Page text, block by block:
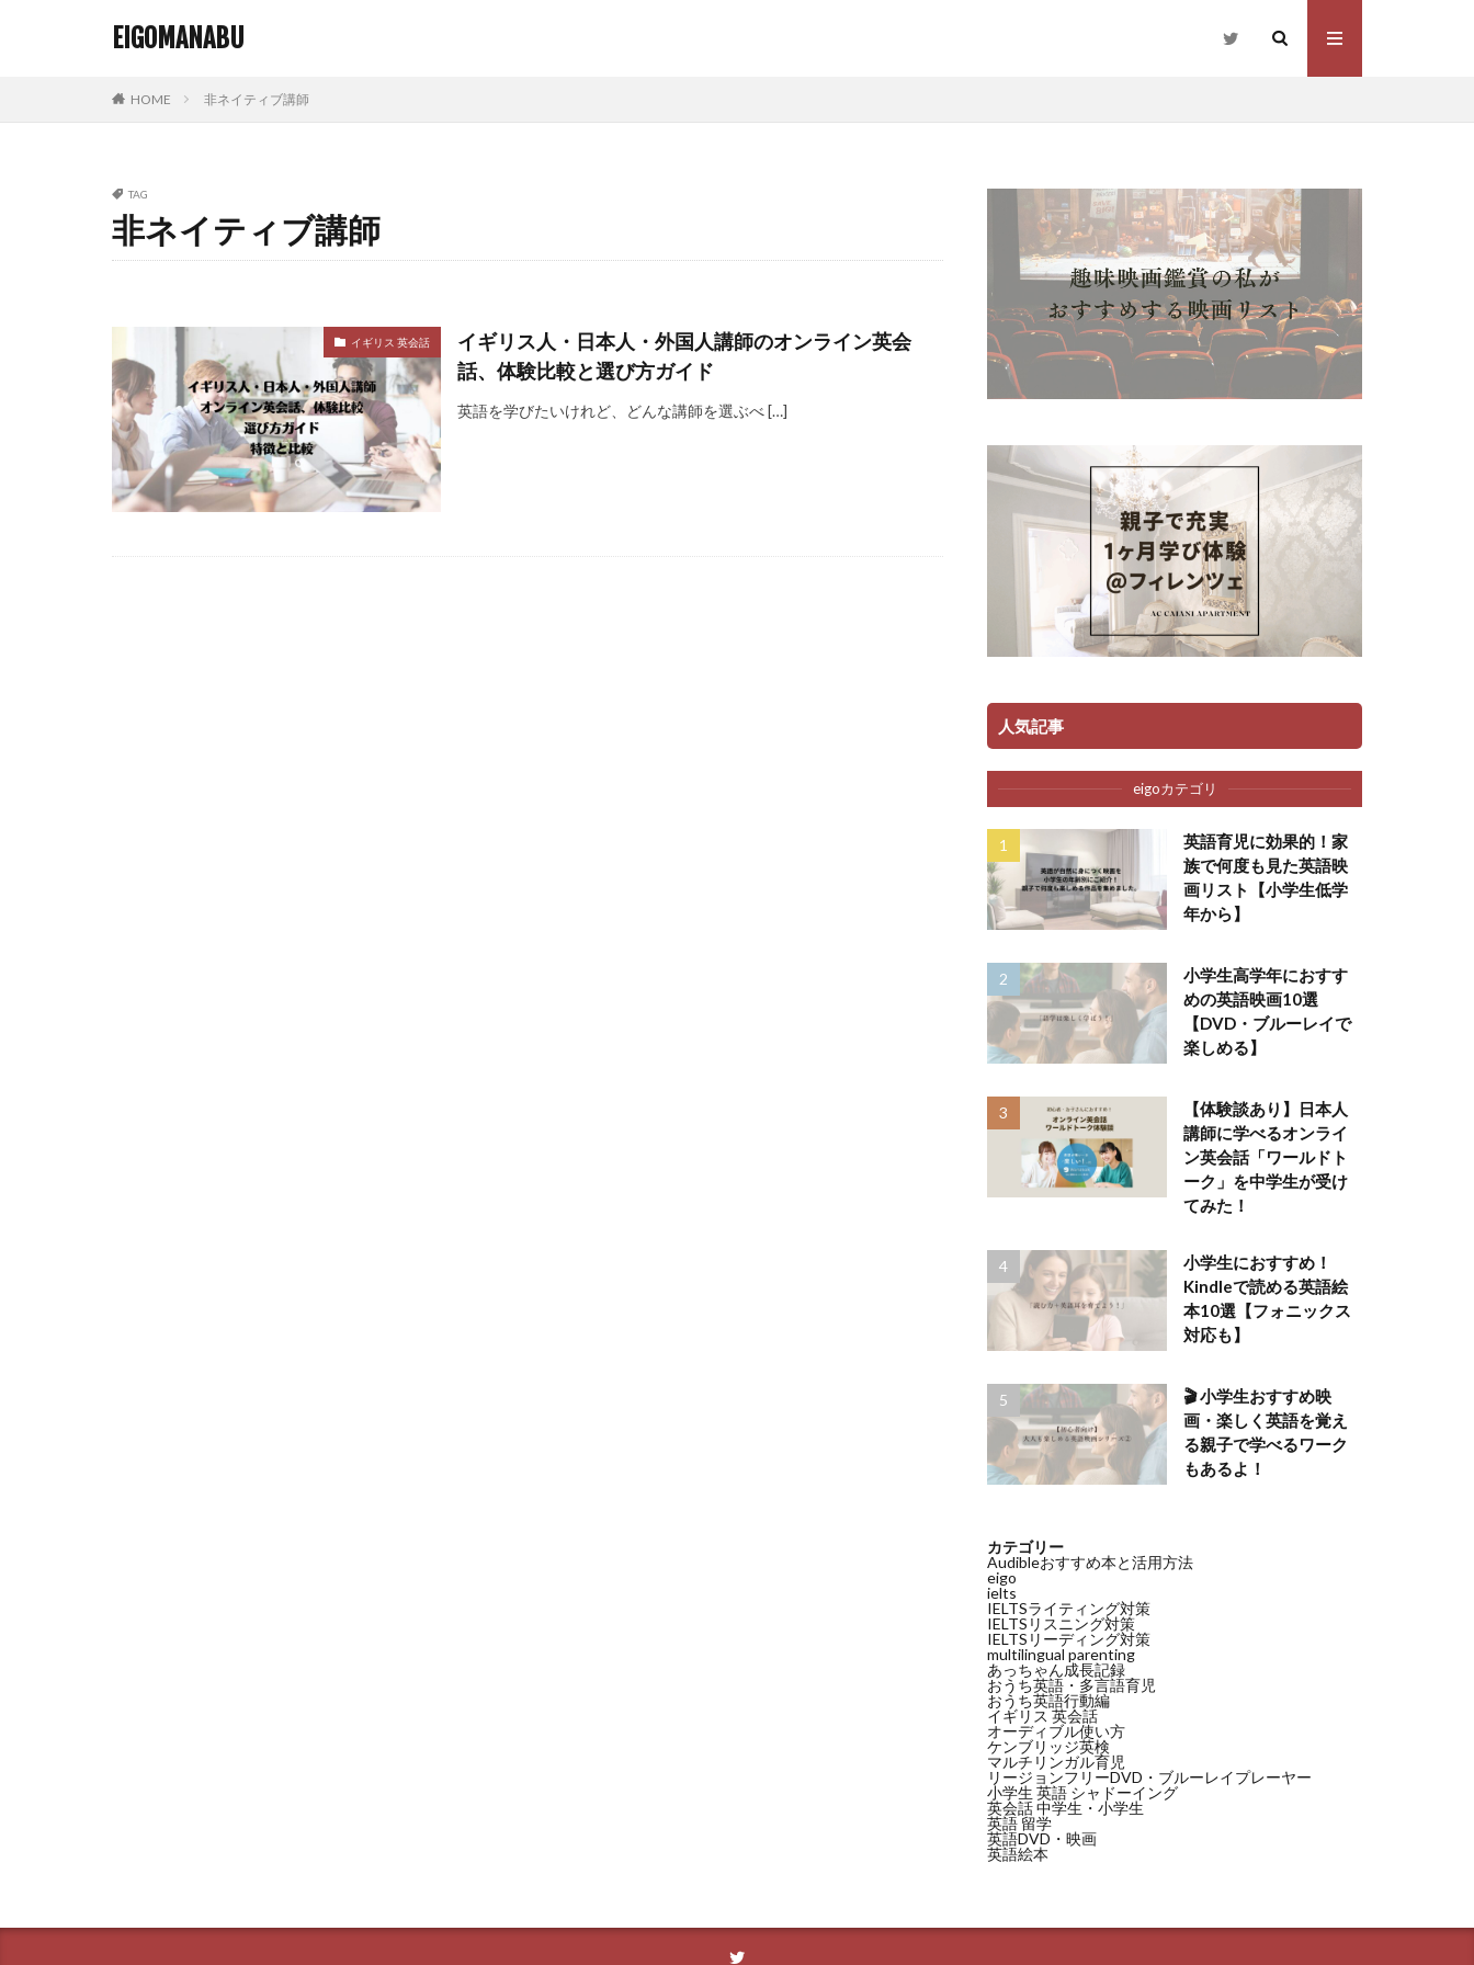
EIGOMANABU
HOME 非ネイティブ講師
TAG
非ネイティブ講師
イギリス 英会話
イギリス人・日本人・外国人講師のオンライン英会
話、体験比較と選び方ガイド
英語を学びたいけれど、どんな講師を選ぶべ […]
人気記事
eigoカテゴリ
英語育児に効果的！家
族で何度も見た英語映
画リスト【小学生低学
年から】
小学生高学年におすす
めの英語映画10選
【DVD・ブルーレイで
楽しめる】
【体験談あり】日本人
講師に学べるオンライ
ン英会話「ワールドト
ーク」を中学生が受け
てみた！
小学生におすすめ！
Kindleで読める英語絵
本10選【フォニックス
対応も】
🎬 小学生おすすめ映
画・楽しく英語を覚え
る親子で学べるワーク
もあるよ！
カテゴリー
Audibleおすすめ本と活用方法
eigo
ielts
IELTSライティング対策
IELTSリスニング対策
IELTSリーディング対策
multilingual parenting
あっちゃん成長記録
おうち英語・多言語育児
おうち英語行動編
イギリス 英会話
オーディブル使い方
ケンブリッジ英検
マルチリンガル育児
リージョンフリーDVD・ブルーレイプレーヤー
小学生 英語 シャドーイング
英会話 中学生・小学生
英語 留学
英語DVD・映画
英語絵本